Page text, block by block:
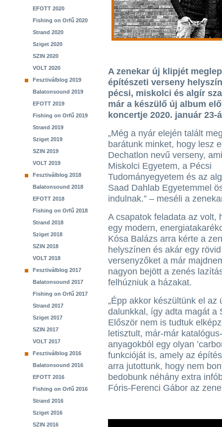
EFOTT 2020
Fishing on Orfű 2020
Strand 2020
Sziget 2020
SZIN 2020
VOLT 2020
Fesztiválblog 2019
Balatonsound 2019
EFOTT 2019
Fishing on Orfű 2019
Strand 2019
Sziget 2019
SZIN 2019
VOLT 2019
Fesztiválblog 2018
Balatonsound 2018
EFOTT 2018
Fishing on Orfű 2018
Strand 2018
Sziget 2018
SZIN 2018
VOLT 2018
Fesztiválblog 2017
Balatonsound 2017
Fishing on Orfű 2017
Strand 2017
Sziget 2017
SZIN 2017
VOLT 2017
Fesztiválblog 2016
Balatonsound 2016
EFOTT 2016
Fishing on Orfű 2016
Strand 2016
Sziget 2016
SZIN 2016
A zenekar új klipjét
építészeti verseny
pécsi, miskolci és algír
már a készülő új album
koncertje 2020. január 23-
„Még a nyár elején talált
barátunk minket, hogy lesz
Dechatlon nevű verseny,
Miskolci Egyetem, a Pécsi
Tudományegyetem és az
Saad Dahlab Egyetemmel
indulnak.” – meséli a
A csapatok feladata az volt,
egy modern,
Kósa Balázs arra kérte a
helyszínen és akár egy
versenyzőket a már
nagyon bejött a zenés
felhúzniuk a házakat.
„Épp akkor készültünk el
dalunkkal, így adta magát a
Először nem is tudtuk
letisztult, már-már
anyagokból egy olyan
funkcióját is, amely az
arra jutottunk, hogy nem
bedobunk néhány extra
Fóris-Ferenci Gábor az